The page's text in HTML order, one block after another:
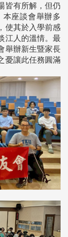
皆有所解，但仍
座談會舉辦多
使其於入學前感
江人的溫情。最
舉辦新生暨家長
憂讓此任務圓滿